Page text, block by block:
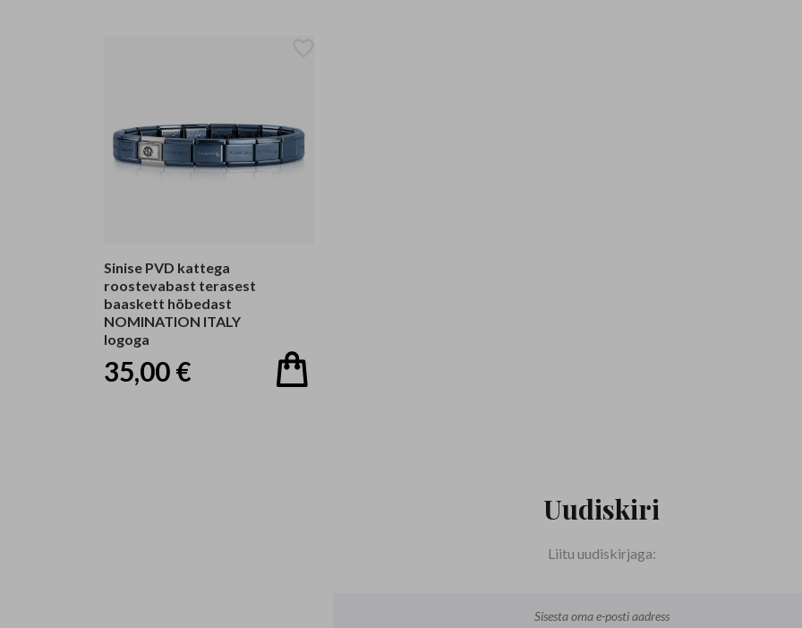
Sinise PVD kattega
roostevabast terasest
baaskett hõbedast
NOMINATION ITALY
logoga
35,00 €
Uudiskiri
Liitu uudiskirjaga: